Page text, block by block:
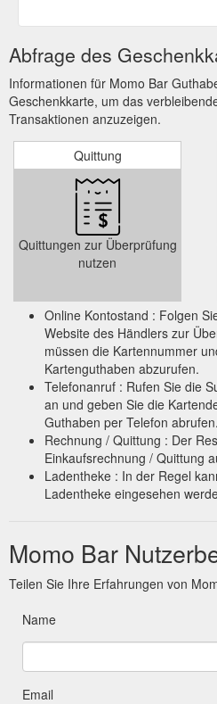
Abfrage des
Informationen für Momo Bar
Geschenkkarte, um das
Transaktionen anzuzeigen.
Quittung
Quittungen zur Überprüfung
nutzen
Online Kontostand : Folgen
Website des Händlers zur
müssen die Kartennummer
Kartenguthaben abzurufen.
Telefonanruf : Rufen Sie die
an und geben Sie die
Guthaben per Telefon abrufen.
Rechnung / Quittung : Der
Einkaufsrechnung / Quittung
Ladentheke : In der Regel
Ladentheke eingesehen
Momo Bar
Teilen Sie Ihre Erfahrungen von
Name
Email